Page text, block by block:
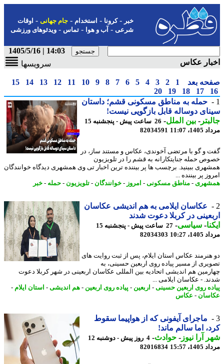
-کرونا-استخدام- جام جهانی-اوقات
شرعی-آب و هوا-تماس-ویدئوهای ورزشی
14:03 | 1405/5/16
عکاس
سرویسها
بعد 1
2
3
4
5
6
7
8
9
10
11
12
13
14
15
17
18
19
20
حمله به مناطق مسکونی قشم؛ داستان
دوساله قابل بازگویی نیست!
-بین الملل-
26 ساعت پیش - پنجشنبه 15
11:07
82034591
و گو با مرتضی آخوندی، عکاس و مستند ساز، در
حمله جنایتکارانه به قشم را در تلویزیون
ببینید. برچسب ها پر بیننده ترین اخبار تی وی همشهری دیدگاه خوانندگان
پر بیننده ...
- مناطق مسکونی-امروز- خوانندگان-تلویزیون -حمله-خبر
عکاسان ایلامی به هم اندیشی عکاسان
در کربلا دعوت شدند
-سیاسی-
27 ساعت پیش - پنجشنبه 15
10:27
82034303
عکاس استان ایلام، پس از ثبت روایت های
از مسیر پیاده روی اربعین حسینی، به
هم اندیشی اتحادیه بین المللی عکاسان اربعینی در شهر کربلا دعوت
- عکاسان ایلامی ...
روی اربعین حسینی-اربعین -پیاده روی اربعین -هم اندیشی-استان ایلام
-
-عکاس
ماجرای آیفونی که از هواپیما سقوط
اما سالم ماند!
آرا نیوز-حوادث -
4 روز پیش - دوشنبه 12
15:57
82016834